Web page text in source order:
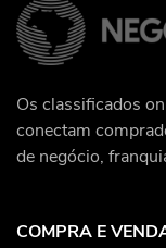
Os classificados
conectam
de negócio,
COMPRA E